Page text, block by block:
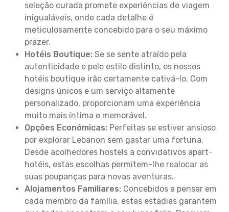
seleção curada promete experiências de viagem
inigualáveis, onde cada detalhe é
meticulosamente concebido para o seu máximo
prazer.
Hotéis Boutique: Se se sente atraído pela
autenticidade e pelo estilo distinto, os nossos
hotéis boutique irão certamente cativá-lo. Com
designs únicos e um serviço altamente
personalizado, proporcionam uma experiência
muito mais íntima e memorável.
Opções Económicas: Perfeitas se estiver ansioso
por explorar Lebanon sem gastar uma fortuna.
Desde acolhedores hostels a convidativos apart-
hotéis, estas escolhas permitem-lhe realocar as
suas poupanças para novas aventuras.
Alojamentos Familiares: Concebidos a pensar em
cada membro da família, estas estadias garantem